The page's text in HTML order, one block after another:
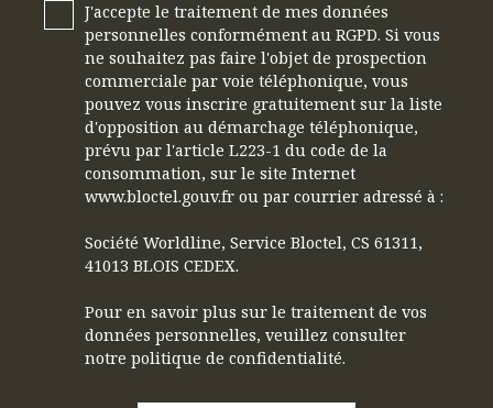
J'accepte le traitement de mes données
personnelles conformément au RGPD. Si vous
ne souhaitez pas faire l'objet de prospection
commerciale par voie téléphonique, vous
pouvez vous inscrire gratuitement sur la liste
d'opposition au démarchage téléphonique,
prévu par l'article L223-1 du code de la
consommation, sur le site Internet
www.bloctel.gouv.fr ou par courrier adressé à :
Société Worldline, Service Bloctel, CS 61311,
41013 BLOIS CEDEX.
Pour en savoir plus sur le traitement de vos
données personnelles, veuillez consulter
notre politique de confidentialité.